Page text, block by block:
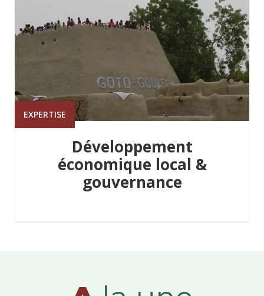
EXPERTISE
Développement
économique local &
gouvernance